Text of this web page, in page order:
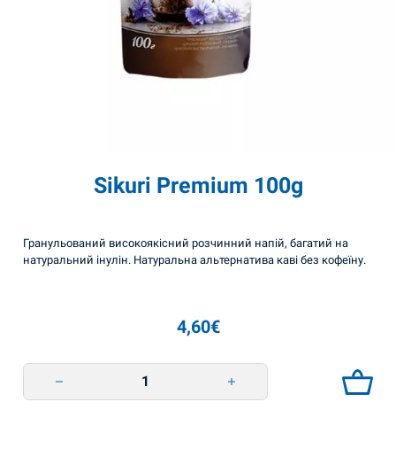
Sikuri Premium 100g
Гранульований високоякісний розчинний напій, багатий на
натуральний інулін. Натуральна альтернатива каві без кофеїну.
4,60€